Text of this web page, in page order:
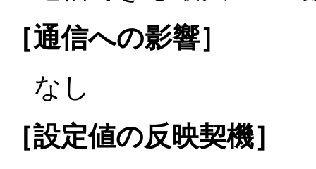
［通信への影響］
なし
［設定値の反映契機］